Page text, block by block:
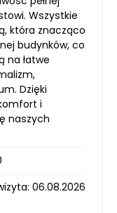
Wszystkie
która znacząco
budynków, co
na łatwe
Dzięki
i
naszych
06.08.2026